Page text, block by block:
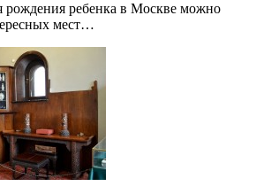
рождения ребенка в Москве можно
мест…